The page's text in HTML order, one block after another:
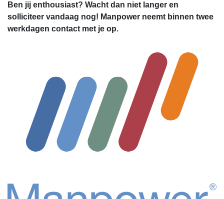
Ben jij enthousiast? Wacht dan niet langer en
solliciteer vandaag nog! Manpower neemt binnen twee
werkdagen contact met je op.